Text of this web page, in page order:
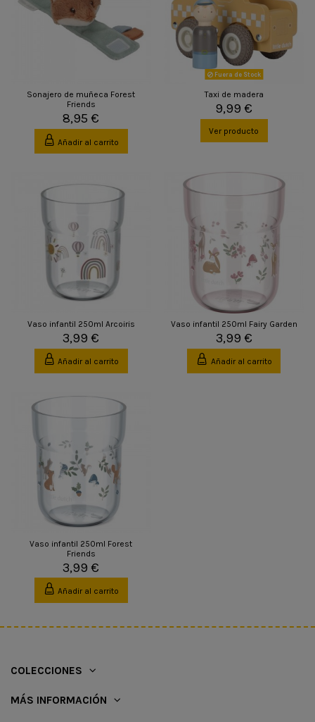
Sonajero de muñeca Forest
Friends
8,95 €
Añadir al carrito
Fuera de Stock
Taxi de madera
9,99 €
Ver producto
Vaso infantil 250ml Arcoiris
3,99 €
Añadir al carrito
Vaso infantil 250ml Fairy Garden
3,99 €
Añadir al carrito
Vaso infantil 250ml Forest
Friends
3,99 €
Añadir al carrito
COLECCIONES
MÁS INFORMACIÓN